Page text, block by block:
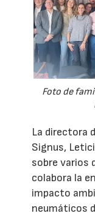
Foto de
La directora
Signus,
sobre varios
colabora la
impacto
neumáticos